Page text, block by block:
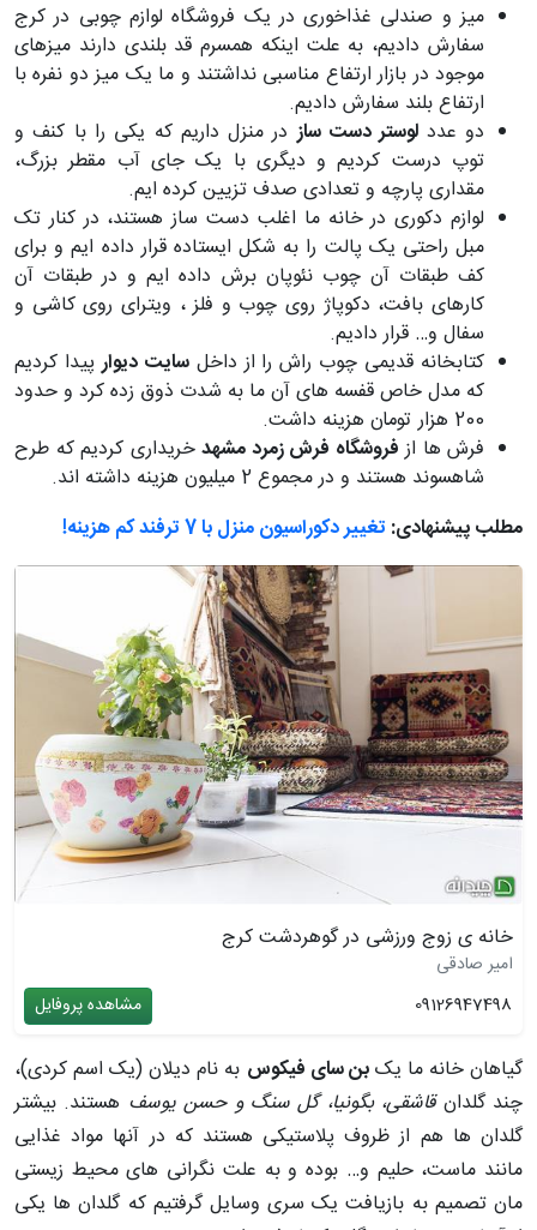
میز و صندلی غذاخوری در یک فروشگاه لوازم چوبی در کرج
سفارش دادیم، به علت اینکه همسرم قد بلندی دارند میزهای
موجود در بازار ارتفاع مناسبی نداشتند و ما یک میز دو نفره با
ارتفاع بلند سفارش دادیم.
دو عدد لوستر دست سازدر منزل داریم که یکی را با کنف و
توپ درست کردیم و دیگری با یک جای آب مقطر بزرگ،
مقداری پارچه و تعدادی صدف تزیین کرده ایم.
لوازم دکوری در خانه ما اغلب دست ساز هستند، در کنار تک
مبل راحتی یک پالت را به شکل ایستاده قرار داده ایم و برای
کف طبقات آن چوب نئوپان برش داده ایم و در طبقات آن
کارهای بافت، دکوپاژ روی چوب و فلز ، ویترای روی کاشی و
سفال و… قرار دادیم.
کتابخانه قدیمی چوب راش را از داخلسایت دیوارپیدا کردیم
که مدل خاص قفسه های آن ما به شدت ذوق زده کرد و حدود
200 هزار تومان هزینه داشت.
فرش ها ازفروشگاه فرش زمرد مشهدخریداری کردیم که طرح
شاهسوند هستند و در مجموع 2 میلیون هزینه داشته اند.
مطلب پیشنهادی: تغییر دکوراسیون منزل با 7 ترفند کم هزینه!
خانه ی زوج ورزشی در گوهردشت کرج
امیر صادقی
09126947498
مشاهده پروفایل
گیاهان خانه ما یکبن سای فیکوس به نام دیلان (یک اسم کردی)،
چند گلدانقاشقی، بگونیا، گل سنگ و حسن یوسف هستند. بیشتر
گلدان ها هم از ظروف پلاستیکی هستند که در آنها مواد غذایی
مانند ماست، حلیم و… بوده و به علت نگرانی های محیط زیستی
مان تصمیم به بازیافت یک سری وسایل گرفتیم که گلدان ها یکی